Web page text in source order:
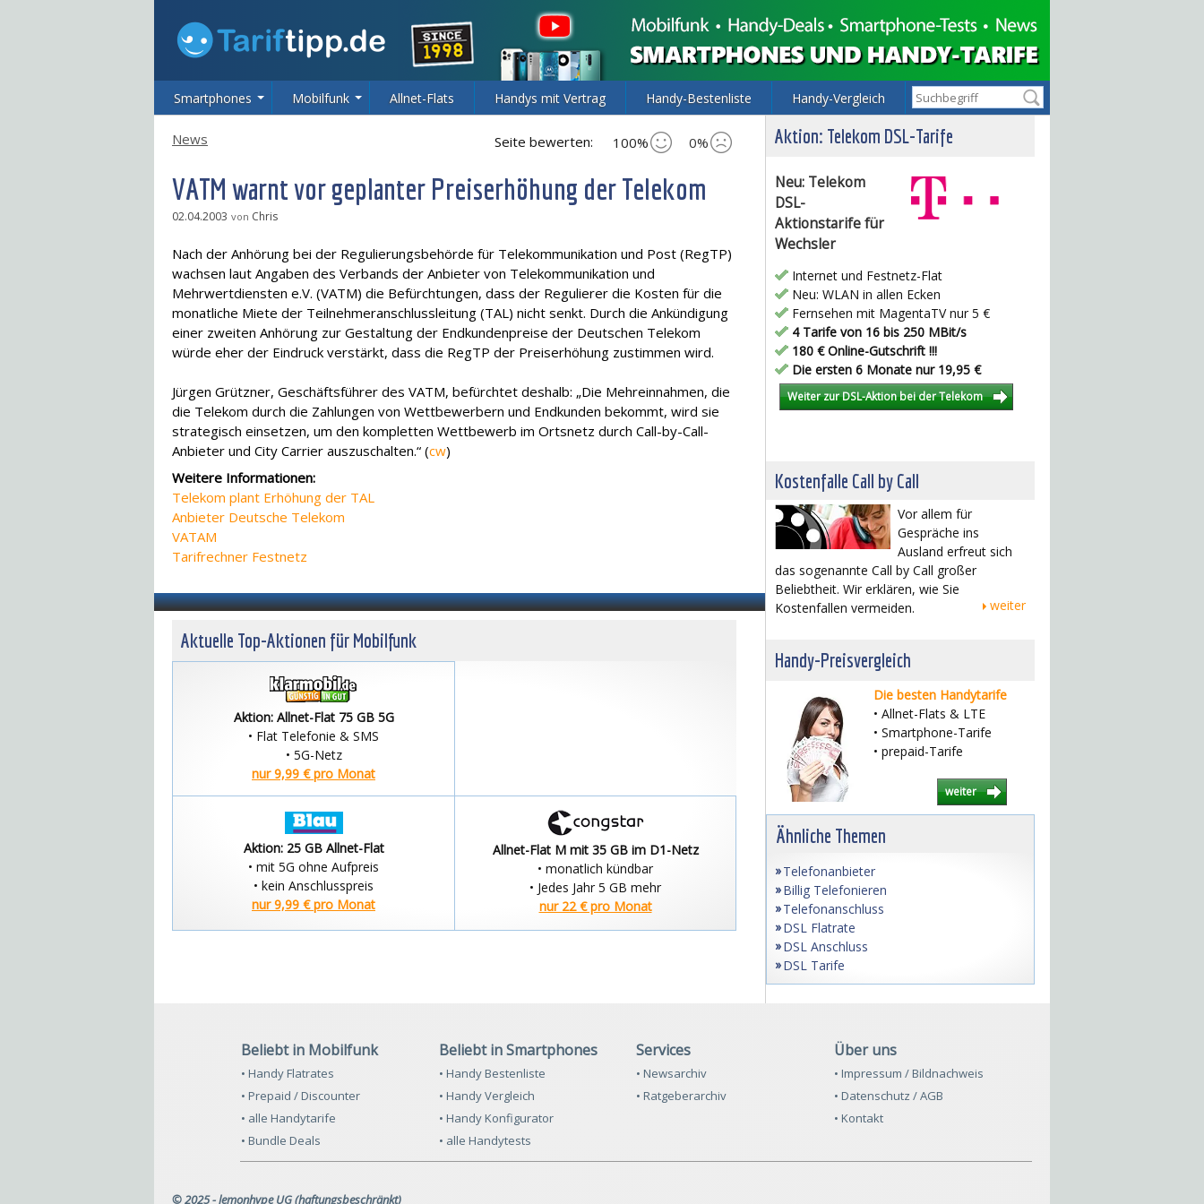
Smartphones Mobilfunk Allnet-Flats Handys mit Vertrag Handy-Bestenliste Handy-Vergleich
Seite bewerten: 100% 0%
News
VATM warnt vor geplanter Preiserhöhung der Telekom
02.04.2003 von Chris
Nach der Anhörung bei der Regulierungsbehörde für Telekommunikation und Post (RegTP)
wachsen laut Angaben des Verbands der Anbieter von Telekommunikation und
Mehrwertdiensten e.V. (VATM) die Befürchtungen, dass der Regulierer die Kosten für die
monatliche Miete der Teilnehmeranschlussleitung (TAL) nicht senkt. Durch die Ankündigung
einer zweiten Anhörung zur Gestaltung der Endkundenpreise der Deutschen Telekom
würde eher der Eindruck verstärkt, dass die RegTP der Preiserhöhung zustimmen wird.
Jürgen Grützner, Geschäftsführer des VATM, befürchtet deshalb: „Die Mehreinnahmen, die
die Telekom durch die Zahlungen von Wettbewerbern und Endkunden bekommt, wird sie
strategisch einsetzen, um den kompletten Wettbewerb im Ortsnetz durch Call-by-Call-
Anbieter und City Carrier auszuschalten.“ (cw)
Weitere Informationen:
Telekom plant Erhöhung der TAL
Anbieter Deutsche Telekom
VATAM
Tarifrechner Festnetz
Aktuelle Top-Aktionen für Mobilfunk
Aktion: Allnet-Flat 75 GB 5G
• Flat Telefonie & SMS
• 5G-Netz
nur 9,99 € pro Monat
Aktion: 25 GB Allnet-Flat
• mit 5G ohne Aufpreis
• kein Anschlusspreis
nur 9,99 € pro Monat
Allnet-Flat M mit 35 GB im D1-Netz
• monatlich kündbar
• Jedes Jahr 5 GB mehr
nur 22 € pro Monat
Aktion: Telekom DSL-Tarife
Neu: Telekom
DSL-
Aktionstarife für
Wechsler
Internet und Festnetz-Flat
Neu: WLAN in allen Ecken
Fernsehen mit MagentaTV nur 5 €
4 Tarife von 16 bis 250 MBit/s
180 € Online-Gutschrift !!!
Die ersten 6 Monate nur 19,95 €
Weiter zur DSL-Aktion bei der Telekom
Kostenfalle Call by Call
Vor allem für
Gespräche ins
Ausland erfreut sich
das sogenannte Call by Call großer
Beliebtheit. Wir erklären, wie Sie
Kostenfallen vermeiden.
weiter
Handy-Preisvergleich
Die besten Handytarife
• Allnet-Flats & LTE
• Smartphone-Tarife
• prepaid-Tarife
weiter
Ähnliche Themen
Telefonanbieter
Billig Telefonieren
Telefonanschluss
DSL Flatrate
DSL Anschluss
DSL Tarife
Beliebt in Mobilfunk
• Handy Flatrates
• Prepaid / Discounter
• alle Handytarife
• Bundle Deals
Beliebt in Smartphones
• Handy Bestenliste
• Handy Vergleich
• Handy Konfigurator
• alle Handytests
Services
• Newsarchiv
• Ratgeberarchiv
Über uns
• Impressum / Bildnachweis
• Datenschutz / AGB
• Kontakt
© 2025 - lemonhype UG (haftungsbeschränkt)